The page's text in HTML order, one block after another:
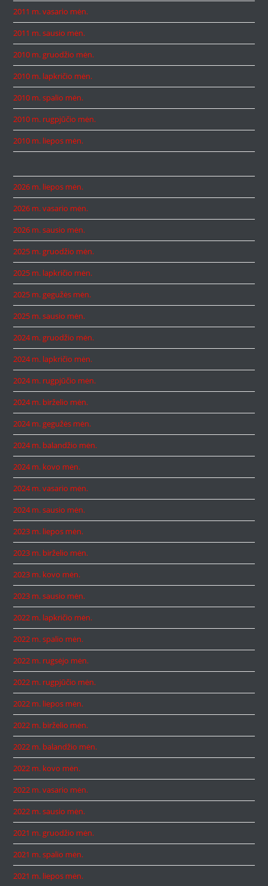
2011 m. vasario mėn.
2011 m. sausio mėn.
2010 m. gruodžio mėn.
2010 m. lapkričio mėn.
2010 m. spalio mėn.
2010 m. rugpjūčio mėn.
2010 m. liepos mėn.
2026 m. liepos mėn.
2026 m. vasario mėn.
2026 m. sausio mėn.
2025 m. gruodžio mėn.
2025 m. lapkričio mėn.
2025 m. gegužės mėn.
2025 m. sausio mėn.
2024 m. gruodžio mėn.
2024 m. lapkričio mėn.
2024 m. rugpjūčio mėn.
2024 m. birželio mėn.
2024 m. gegužės mėn.
2024 m. balandžio mėn.
2024 m. kovo mėn.
2024 m. vasario mėn.
2024 m. sausio mėn.
2023 m. liepos mėn.
2023 m. birželio mėn.
2023 m. kovo mėn.
2023 m. sausio mėn.
2022 m. lapkričio mėn.
2022 m. spalio mėn.
2022 m. rugsėjo mėn.
2022 m. rugpjūčio mėn.
2022 m. liepos mėn.
2022 m. birželio mėn.
2022 m. balandžio mėn.
2022 m. kovo mėn.
2022 m. vasario mėn.
2022 m. sausio mėn.
2021 m. gruodžio mėn.
2021 m. spalio mėn.
2021 m. liepos mėn.